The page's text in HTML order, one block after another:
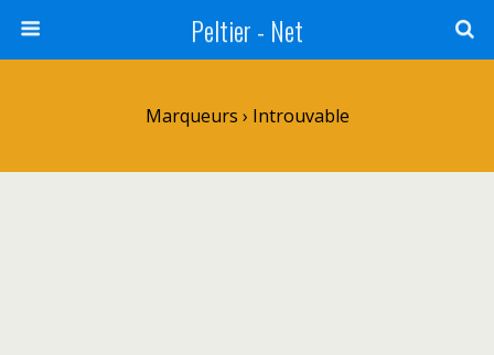
Peltier - Net
Marqueurs › Introuvable